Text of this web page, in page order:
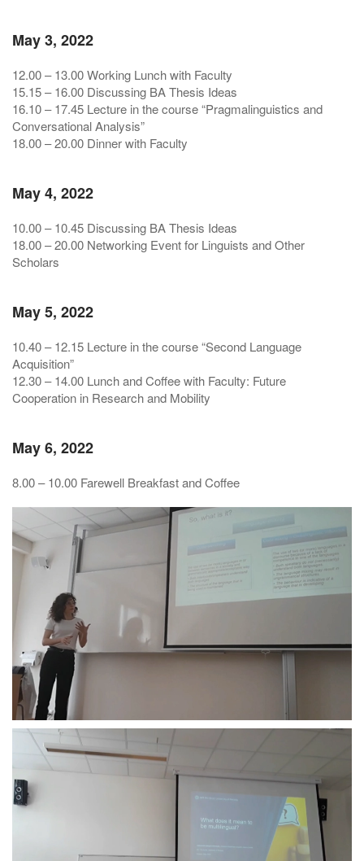
May 3, 2022
12.00 – 13.00 Working Lunch with Faculty
15.15 – 16.00 Discussing BA Thesis Ideas
16.10 – 17.45 Lecture in the course “Pragmalinguistics and
Conversational Analysis”
18.00 – 20.00 Dinner with Faculty
May 4, 2022
10.00 – 10.45 Discussing BA Thesis Ideas
18.00 – 20.00 Networking Event for Linguists and Other
Scholars
May 5, 2022
10.40 – 12.15 Lecture in the course “Second Language
Acquisition”
12.30 – 14.00 Lunch and Coffee with Faculty: Future
Cooperation in Research and Mobility
May 6, 2022
8.00 – 10.00 Farewell Breakfast and Coffee